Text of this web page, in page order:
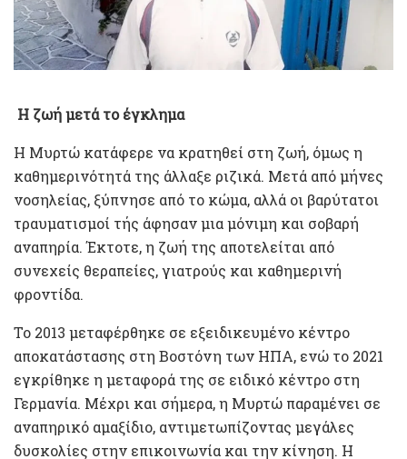
Η ζωή μετά το έγκλημα
Η Μυρτώ κατάφερε να κρατηθεί στη ζωή, όμως η
καθημερινότητά της άλλαξε ριζικά. Μετά από μήνες
νοσηλείας, ξύπνησε από το κώμα, αλλά οι βαρύτατοι
τραυματισμοί τής άφησαν μια μόνιμη και σοβαρή
αναπηρία. Έκτοτε, η ζωή της αποτελείται από
συνεχείς θεραπείες, γιατρούς και καθημερινή
φροντίδα.
Το 2013 μεταφέρθηκε σε εξειδικευμένο κέντρο
αποκατάστασης στη Βοστόνη των ΗΠΑ, ενώ το 2021
εγκρίθηκε η μεταφορά της σε ειδικό κέντρο στη
Γερμανία. Μέχρι και σήμερα, η Μυρτώ παραμένει σε
αναπηρικό αμαξίδιο, αντιμετωπίζοντας μεγάλες
δυσκολίες στην επικοινωνία και την κίνηση. Η